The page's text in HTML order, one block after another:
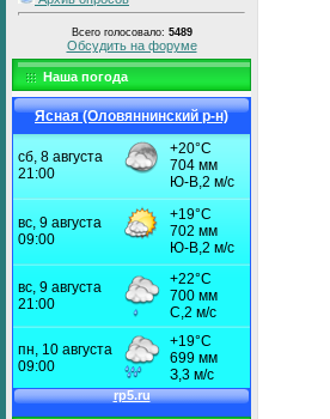
Всего голосовало: 5489
Обсудить на форуме
Наша погода
Ясная (Оловяннинский р-н)